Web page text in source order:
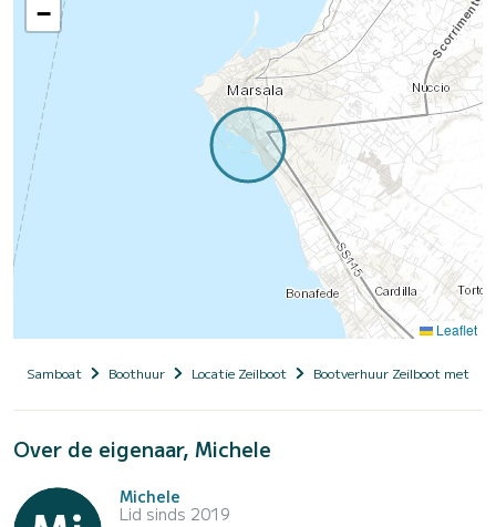
−
Leaflet
Samboat Boothuur Locatie Zeilboot Bootverhuur Zeilboot met
Over de eigenaar, Michele
Michele
Lid sinds 2019